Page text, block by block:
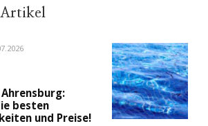
Artikel
besten
und Preise!